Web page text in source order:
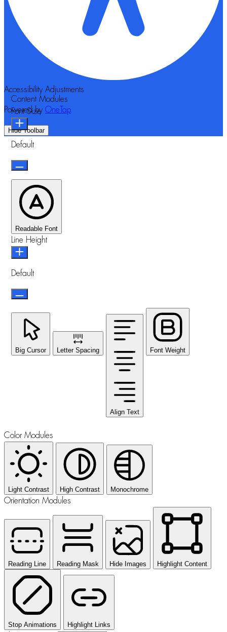
Accessibility Adjustments
Powered by OneTap
Hide Toolbar
Content Modules
Font Size
Default
Readable Font
Line Height
Default
Big Cursor Letter Spacing
Align Text
Font Weight
Color Modules
Light Contrast High Contrast Monochrome
Orientation Modules
Reading Line Reading Mask Hide Images Highlight Content
Stop Animations Highlight Links